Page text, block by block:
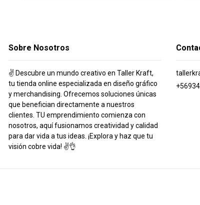
Sobre Nosotros
✌️ Descubre un mundo creativo en Taller Kraft,
tu tienda online especializada en diseño gráfico
y merchandising. Ofrecemos soluciones únicas
que benefician directamente a nuestros
clientes. TU emprendimiento comienza con
nosotros, aquí fusionamos creatividad y calidad
para dar vida a tus ideas. ¡Explora y haz que tu
visión cobre vida! ✌️👌